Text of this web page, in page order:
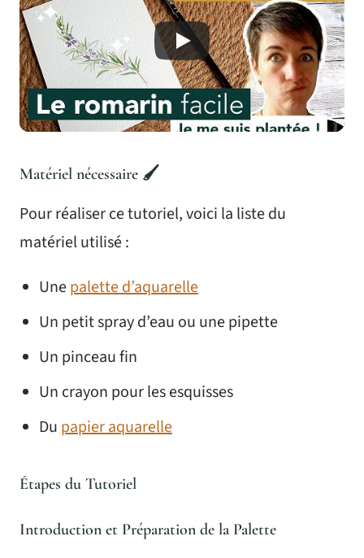
Matériel nécessaire 🖌️
Pour réaliser ce tutoriel, voici la liste du
matériel utilisé :
Unepalette d’aquarelle
Un petit spray d’eau ou une pipette
Un pinceau fin
Un crayon pour les esquisses
Du papier aquarelle
Étapes du Tutoriel
Introduction et Préparation de la Palette